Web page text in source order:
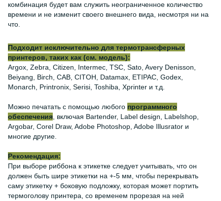
комбинация будет вам служить неограниченное количество
времени и не изменит своего внешнего вида, несмотря ни на
что.
Подходит исключительно для термотрансферных
принтеров, таких как (см. модель):
Argox, Zebra, Citizen, Intermec, TSC, Sato, Avery Denisson,
Beiyang, Birch, CAB, CITOH, Datamax, ETIPAC, Godex,
Monarch, Printronix, Serisi, Toshiba, Xprinter и т.д.
Можно печатать с помощью любого программного
обеспечения , включая Bartender, Label design, Labelshop,
Argobar, Corel Draw, Adobe Photoshop, Adobe Illusrator и
многие другие.
Рекомендация:
При выборе риббона к этикетке следует учитывать, что он
должен быть шире этикетки на +-5 мм, чтобы перекрывать
саму этикетку + боковую подложку, которая может портить
термоголову принтера, со временем прорезая на ней